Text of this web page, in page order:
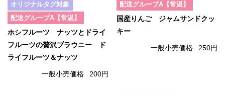
オリジナルタグ対象
配送グループA【常温】
ホシフルーツ ナッツとドライ
フルーツの贅沢ブラウニー ド
ライフルーツ＆ナッツ
一般小売価格 200円
配送グループA【常温】
国産りんご ジャムサンドクッ
キー
一般小売価格 250円